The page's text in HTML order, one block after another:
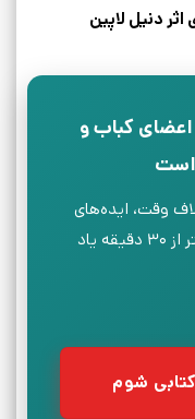
دنیل لاپین
کباب و
است
وقت، ایده‌های
اصلی کتاب‌های مهم دنیا را در کمتر از ۳۰ دقیقه یاد
شوم